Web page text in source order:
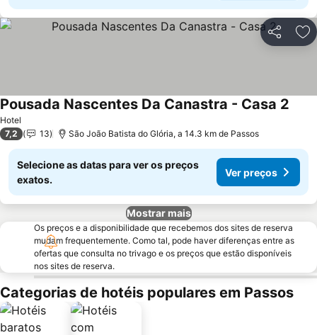
Partilhar
Hotel
Pousada Nascentes Da Canastra - Casa 2
7,2 13 São João Batista do Glória, a 14.3 km de Passos
Selecione as datas para ver os preços
exatos.
Ver preços
Mostrar mais
Os preços e a disponibilidade que recebemos dos sites de reserva
mudam frequentemente. Como tal, pode haver diferenças entre as
ofertas que consulta no trivago e os preços que estão disponíveis
nos sites de reserva.
Categorias de hotéis populares em Passos